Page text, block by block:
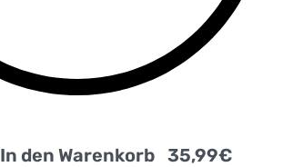
In den Warenkorb